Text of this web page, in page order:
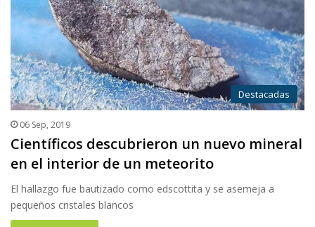
Destacadas
06 Sep, 2019
Científicos descubrieron un nuevo mineral
en el interior de un meteorito
El hallazgo fue bautizado como edscottita y se asemeja a
pequeños cristales blancos